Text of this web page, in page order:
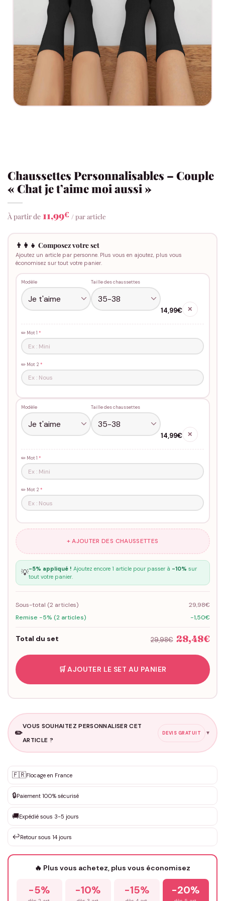
Chaussettes Personnalisables – Couple
« Chat je t’aime moi aussi »
À partir de 11,99€ / par article
👨‍👩‍👧 Composez votre set
Ajoutez un article par personne. Plus vous en ajoutez, plus vous
économisez sur tout votre panier.
Modèle Taille des chaussettes
14,99€ ✕
✏️ Mot 1 *
✏️ Mot 2 *
Modèle Taille des chaussettes
14,99€ ✕
✏️ Mot 1 *
✏️ Mot 2 *
+ AJOUTER DES CHAUSSETTES
💡-5% appliqué ! Ajoutez encore 1 article pour passer à -10% sur
tout votre panier.
Sous-total (2articles)
29,98€
Remise -5% (2 articles)
-1,50€
Total du set 29,98€ 28,48€
🛒 AJOUTER LE SET AU PANIER
✏️
VOUS SOUHAITEZ PERSONNALISER CET
ARTICLE ?
DEVIS GRATUIT ▼
✨ Personnalisation sur mesure
DEVIS GRATUIT · Personnalisation de 3 à 10€ selon la demande
Que souhaitez-vous ?*
Votre texte / idée*
Prénom*
🇫🇷Flocage en France
🔒Paiement 100% sécurisé
🚚Expédié sous 3-5 jours
↩️Retour sous 14 jours
🔥 Plus vous achetez, plus vous économisez
-5% -10% -15% -20%